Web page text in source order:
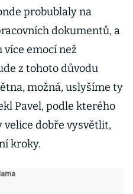
probublaly na
dokumentů, a
emocí než
z tohoto důvodu
možná, uslyšíme ty
Pavel, podle kterého
velice dobře vysvětlit,
kroky.